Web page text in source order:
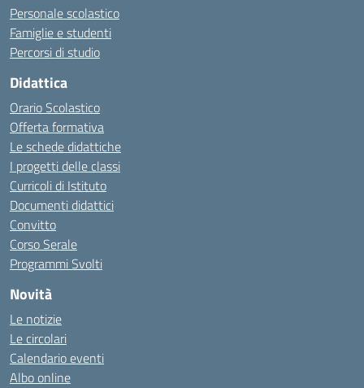
Personale scolastico
Famiglie e studenti
Percorsi di studio
Didattica
Orario Scolastico
Offerta formativa
Le schede didattiche
I progetti delle classi
Curricoli di Istituto
Documenti didattici
Convitto
Corso Serale
Programmi Svolti
Novità
Le notizie
Le circolari
Calendario eventi
Albo online